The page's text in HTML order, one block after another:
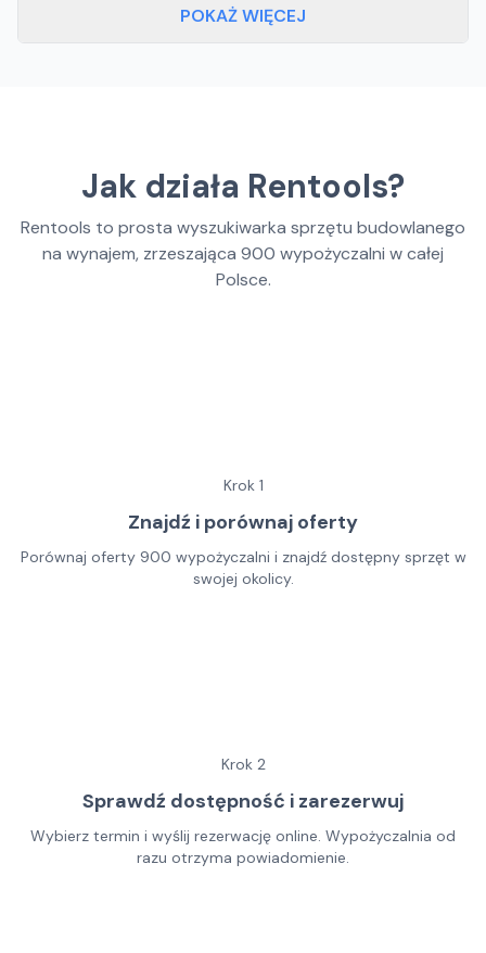
POKAŻ WIĘCEJ
Jak działa Rentools?
Rentools to prosta wyszukiwarka sprzętu budowlanego
na wynajem, zrzeszająca 900 wypożyczalni w całej
Polsce.
Krok 1
Znajdź i porównaj oferty
Porównaj oferty 900 wypożyczalni i znajdź dostępny sprzęt w
swojej okolicy.
Krok 2
Sprawdź dostępność i zarezerwuj
Wybierz termin i wyślij rezerwację online. Wypożyczalnia od
razu otrzyma powiadomienie.